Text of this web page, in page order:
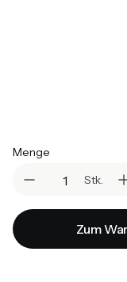
Menge
Stk.
Zum